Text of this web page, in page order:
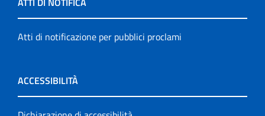
Atti di notificazione per pubblici proclami
ACCESSIBILITÀ